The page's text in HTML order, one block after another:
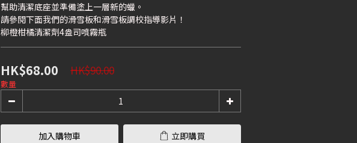
幫助清潔底座並準備塗上一層新的蠟。
請參閱下面我們的滑雪板和滑雪板調校指導影片！
柳橙柑橘清潔劑4盎司噴霧瓶
HK$68.00 HK$90.00
數量
加入購物車 立即購買